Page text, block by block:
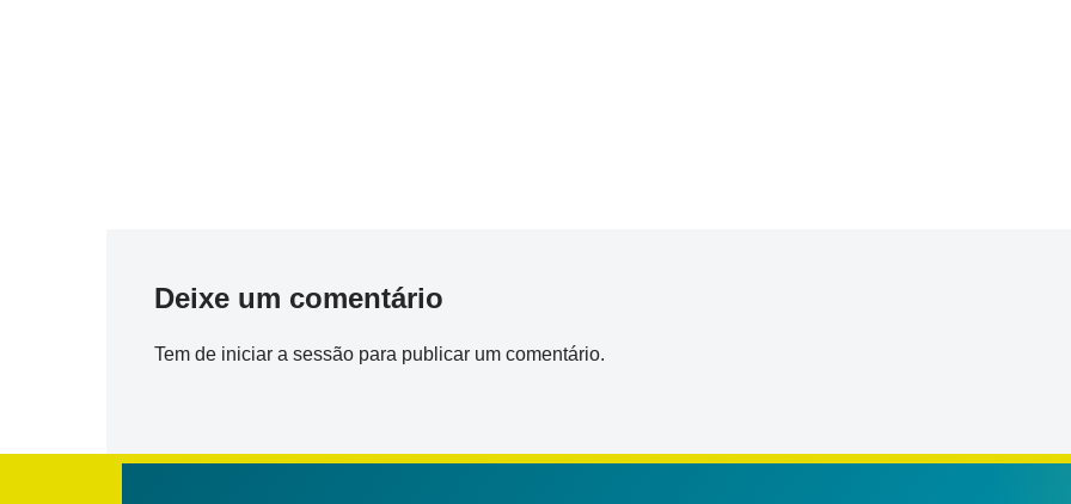
Deixe um comentário
Tem de iniciar a sessão para publicar um comentário.